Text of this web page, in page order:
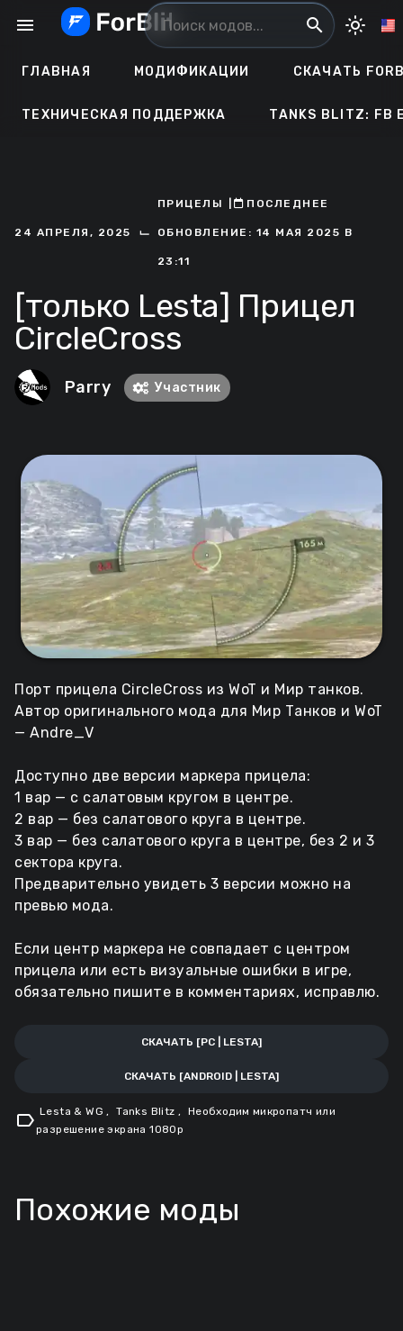
menu search light_mode
ГЛАВНАЯ МОДИФИКАЦИИ СКАЧАТЬ
ТЕХНИЧЕСКАЯ ПОДДЕРЖКА TANKS BLITZ: FB
24 АПРЕЛЯ, 2025 ⌙
ПРИЦЕЛЫ ㅤПОСЛЕДНЕЕ
ОБНОВЛЕНИЕ: 14 МАЯ 2025 В
23:11
[только Lesta] Прицел
CircleCross
Parry Участник
Порт прицела CircleCross из WoT и Мир танков.
Автор оригинального мода для Мир Танков и WoT
— Andre_V
Доступно две версии маркера прицела:
1 вар — с салатовым кругом в центре.
2 вар — без салатового круга в центре.
3 вар — без салатового круга в центре, без 2 и 3
сектора круга.
Предварительно увидеть 3 версии можно на
превью мода.
Если центр маркера не совпадает с центром
прицела или есть визуальные ошибки в игре,
обязательно пишите в комментариях, исправлю.
СКАЧАТЬ [PC | LESTA]
СКАЧАТЬ [ANDROID | LESTA]
label Lesta & WG, Tanks Blitz,
Необходим микропатч или
разрешение экрана 1080p
Похожие моды